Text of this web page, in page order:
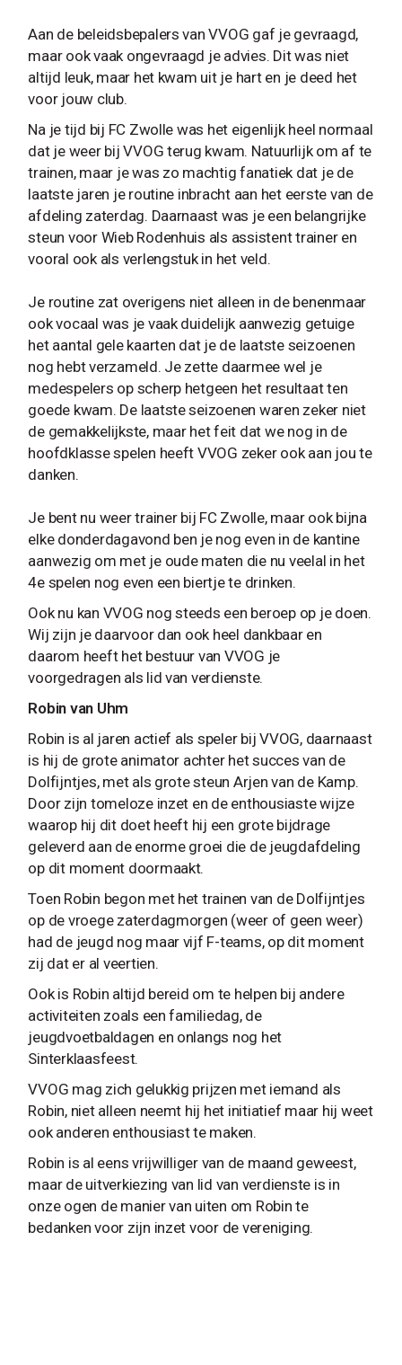
Aan de beleidsbepalers van VVOG gaf je gevraagd,
maar ook vaak ongevraagd je advies. Dit was niet
altijd leuk, maar het kwam uit je hart en je deed het
voor jouw club.
Na je tijd bij FC Zwolle was het eigenlijk heel normaal
dat je weer bij VVOG terug kwam. Natuurlijk om af te
trainen, maar je was zo machtig fanatiek dat je de
laatste jaren je routine inbracht aan het eerste van de
afdeling zaterdag. Daarnaast was je een belangrijke
steun voor Wieb Rodenhuis als assistent trainer en
vooral ook als verlengstuk in het veld.
Je routine zat overigens niet alleen in de benenmaar
ook vocaal was je vaak duidelijk aanwezig getuige
het aantal gele kaarten dat je de laatste seizoenen
nog hebt verzameld. Je zette daarmee wel je
medespelers op scherp hetgeen het resultaat ten
goede kwam. De laatste seizoenen waren zeker niet
de gemakkelijkste, maar het feit dat we nog in de
hoofdklasse spelen heeft VVOG zeker ook aan jou te
danken.
Je bent nu weer trainer bij FC Zwolle, maar ook bijna
elke donderdagavond ben je nog even in de kantine
aanwezig om met je oude maten die nu veelal in het
4e spelen nog even een biertje te drinken.
Ook nu kan VVOG nog steeds een beroep op je doen.
Wij zijn je daarvoor dan ook heel dankbaar en
daarom heeft het bestuur van VVOG je
voorgedragen als lid van verdienste.
Robin van Uhm
Robin is al jaren actief als speler bij VVOG, daarnaast
is hij de grote animator achter het succes van de
Dolfijntjes, met als grote steun Arjen van de Kamp.
Door zijn tomeloze inzet en de enthousiaste wijze
waarop hij dit doet heeft hij een grote bijdrage
geleverd aan de enorme groei die de jeugdafdeling
op dit moment doormaakt.
Toen Robin begon met het trainen van de Dolfijntjes
op de vroege zaterdagmorgen (weer of geen weer)
had de jeugd nog maar vijf F-teams, op dit moment
zij dat er al veertien.
Ook is Robin altijd bereid om te helpen bij andere
activiteiten zoals een familiedag, de
jeugdvoetbaldagen en onlangs nog het
Sinterklaasfeest.
VVOG mag zich gelukkig prijzen met iemand als
Robin, niet alleen neemt hij het initiatief maar hij weet
ook anderen enthousiast te maken.
Robin is al eens vrijwilliger van de maand geweest,
maar de uitverkiezing van lid van verdienste is in
onze ogen de manier van uiten om Robin te
bedanken voor zijn inzet voor de vereniging.